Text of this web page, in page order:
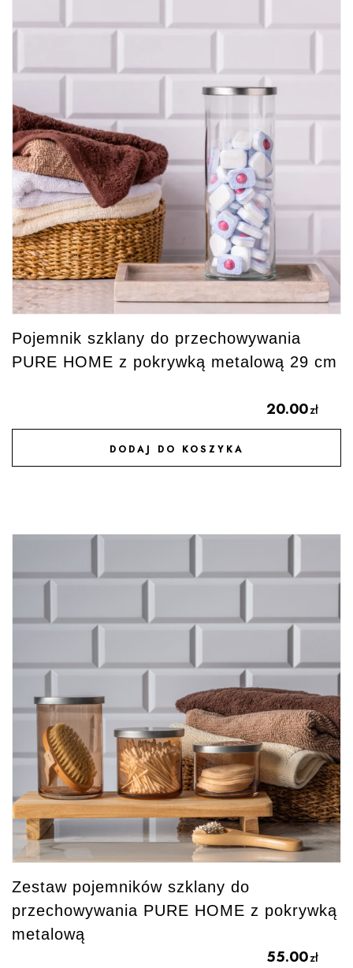
Pojemnik szklany do przechowywania
PURE HOME z pokrywką metalową 29 cm
20.00zł
DODAJ DO KOSZYKA
DODAJ DO ULUBIONYCH
Zestaw pojemników szklany do
przechowywania PURE HOME z pokrywką
metalową
55.00zł